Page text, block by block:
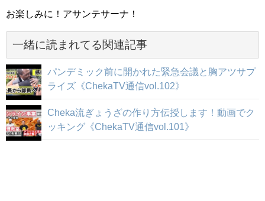
お楽しみに！アサンテサーナ！
一緒に読まれてる関連記事
パンデミック前に開かれた緊急会議と胸アツサプ
ライズ《ChekaTV通信vol.102》
Cheka流ぎょうざの作り方伝授します！動画でク
ッキング《ChekaTV通信vol.101》